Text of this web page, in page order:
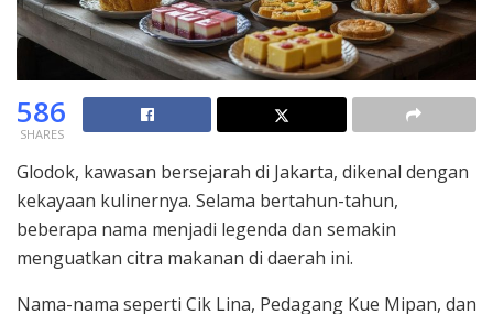
586
SHARES
Glodok, kawasan bersejarah di Jakarta, dikenal dengan
kekayaan kulinernya. Selama bertahun-tahun,
beberapa nama menjadi legenda dan semakin
menguatkan citra makanan di daerah ini.
Nama-nama seperti Cik Lina, Pedagang Kue Mipan, dan